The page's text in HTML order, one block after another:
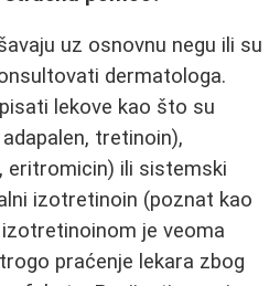
uz osnovnu negu ili su
dermatologa.
lekove kao što su
tretinoin),
eritromicin) ili sistemski
izotretinoin (poznat kao
je veoma
praćenje lekara zbog